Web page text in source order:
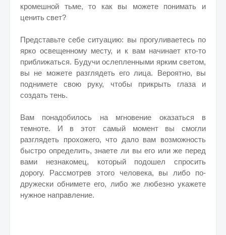
кромешной тьме, то как вы можете понимать и
ценить свет?
Представьте себе ситуацию: вы прогуливаетесь по
ярко освещенному месту, и к вам начинает кто-то
приближаться. Будучи ослепленными ярким светом,
вы не можете разглядеть его лица. Вероятно, вы
поднимете свою руку, чтобы прикрыть глаза и
создать тень.
Вам понадобилось на мгновение оказаться в
темноте. И в этот самый момент вы смогли
разглядеть прохожего, что дало вам возможность
быстро определить, знаете ли вы его или же перед
вами незнакомец, который подошел спросить
дорогу. Рассмотрев этого человека, вы либо по-
дружески обнимете его, либо же любезно укажете
нужное направление.